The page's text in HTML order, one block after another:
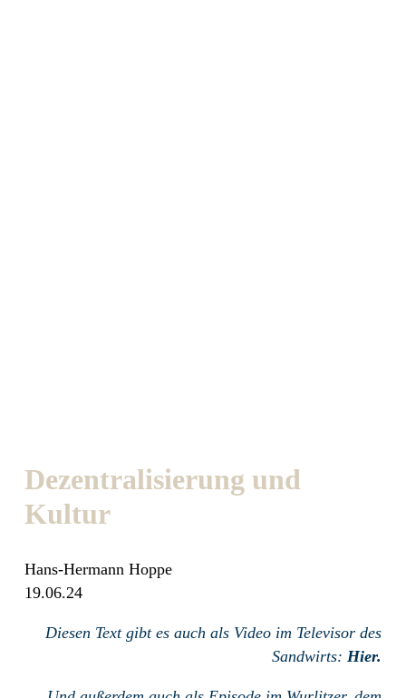
Dezentralisierung und
Kultur
Hans-Hermann Hoppe
19.06.24
Diesen Text gibt es auch als Video im Televisor des
Sandwirts: Hier.